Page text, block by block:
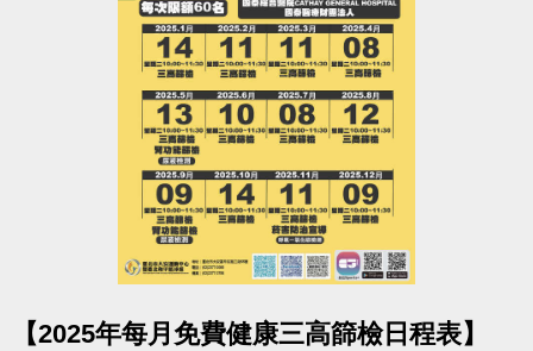
【2025年每月免費健康三高篩檢日程表】